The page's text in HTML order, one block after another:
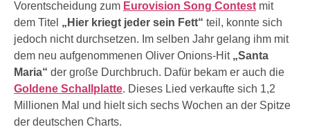
Vorentscheidung zum Eurovision Song Contest mit
dem Titel „Hier kriegt jeder sein Fett“ teil, konnte sich
jedoch nicht durchsetzen. Im selben Jahr gelang ihm mit
dem neu aufgenommenen Oliver Onions-Hit „Santa
Maria“ der große Durchbruch. Dafür bekam er auch die
Goldene Schallplatte. Dieses Lied verkaufte sich 1,2
Millionen Mal und hielt sich sechs Wochen an der Spitze
der deutschen Charts.